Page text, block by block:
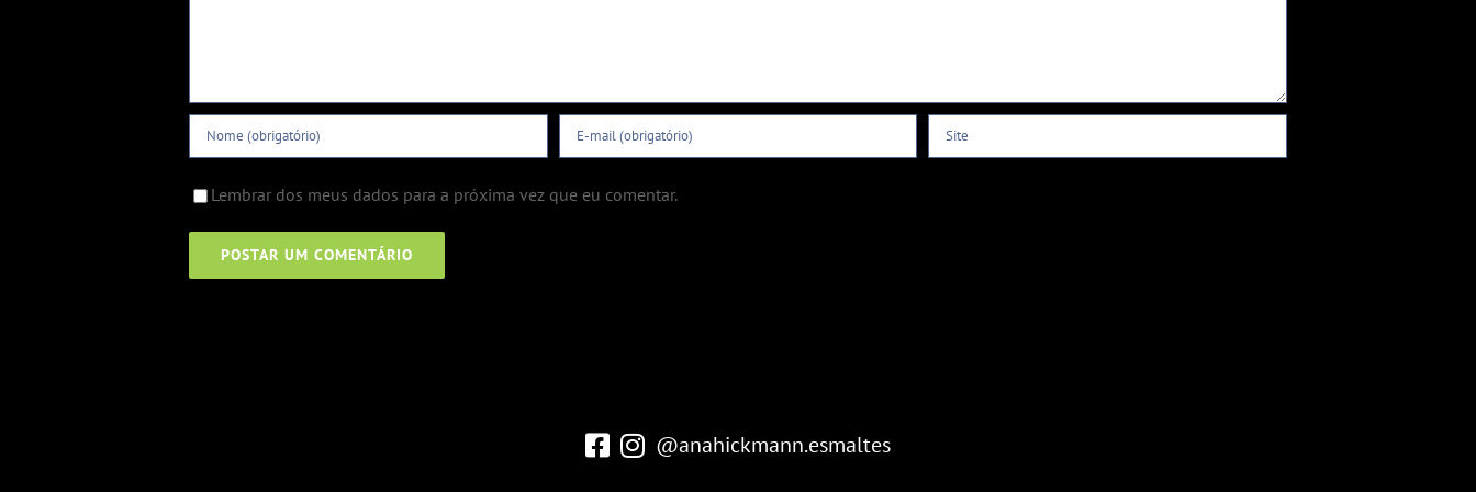
Lembrar dos meus dados para a próxima vez que eu comentar.
@anahickmann.esmaltes